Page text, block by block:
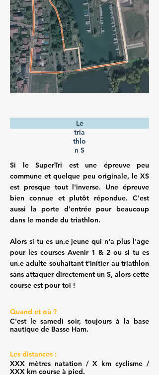
Le
tria
thlo
n S
Si le SuperTri est une épreuve peu
commune et quelque peu originale, le XS
est presque tout l'inverse. Une épreuve
bien connue et plutôt répondue. C'est
aussi la porte d'entrée pour beaucoup
dans le monde du triathlon.
Alors si tu es un.e jeune qui n'a plus l'age
pour les courses Avenir 1 & 2 ou si tu es
un.e adulte souhaitant t'initier au triathlon
sans attaquer directement un S, alors cette
course est pour toi !
Quand et où ?
C'est le samedi soir, toujours à la base
nautique de Basse Ham.
Les distances :
XXX mètres natation / X km cyclisme /
XXX km course à pied.​